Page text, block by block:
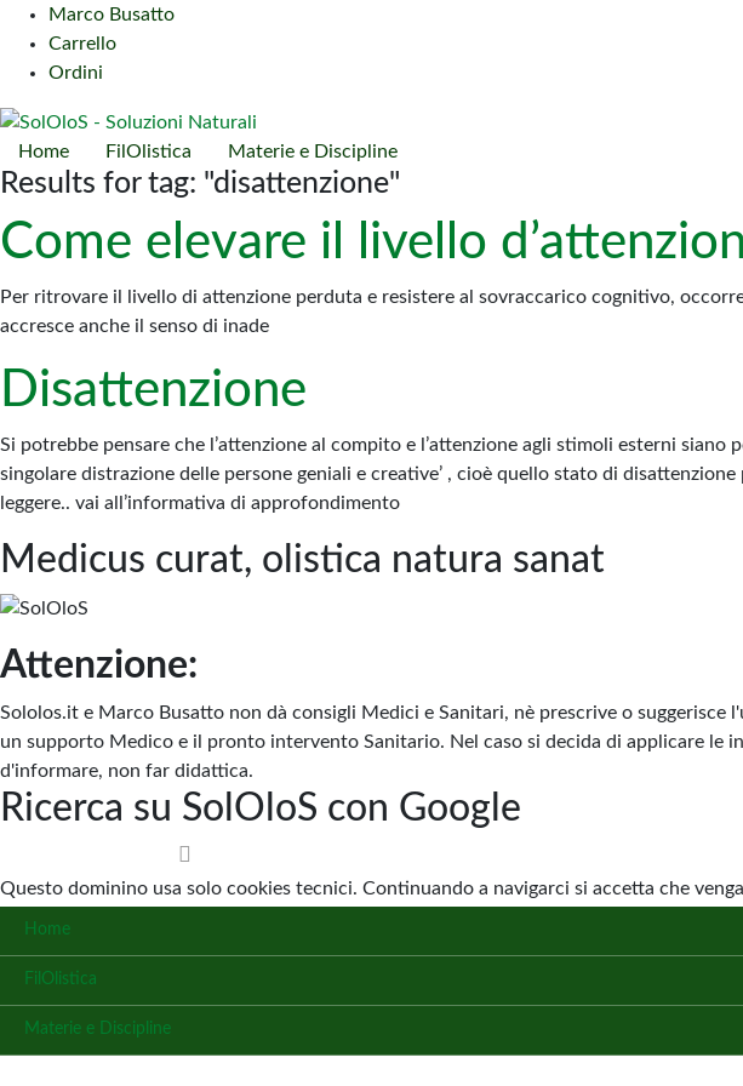
Marco Busatto
Carrello
Ordini
Home FilOlistica Materie e Discipline
Results for tag: "disattenzione"
Come elevare il livello
Per ritrovare il livello di attenzione perduta e resistere al sovraccarico cognitivo,
accresce anche il senso di inade
Disattenzione
Si potrebbe pensare che l’attenzione al compito e l’attenzione agli stimoli esterni
singolare distrazione delle persone geniali e creative’ , cioè quello stato di
leggere.. vai all’informativa di approfondimento
Medicus curat, olistica natura sanat
Attenzione:
Sololos.it e Marco Busatto non dà consigli Medici e Sanitari, nè prescrive o
un supporto Medico e il pronto intervento Sanitario. Nel caso si decida di applicare
d'informare, non far didattica.
Ricerca su SolOloS con Google
Questo dominino usa solo cookies tecnici. Continuando a navigarci si accetta che
Home
FilOlistica
Materie e Discipline